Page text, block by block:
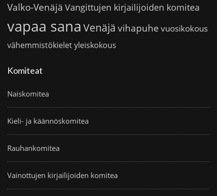
Valko-Venäjä Vangittujen kirjailijoiden komitea
vapaa sana Venäjä vihapuhe vuosikokous
vähemmistökieletyleiskokous
Komiteat
Naiskomitea
Kieli- ja käännöskomitea
Rauhankomitea
Vainottujen kirjailijoiden komitea